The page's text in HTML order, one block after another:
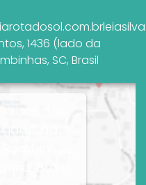
, 1436 (lado da
, SC, Brasil
José dos
(lado da
Brasil